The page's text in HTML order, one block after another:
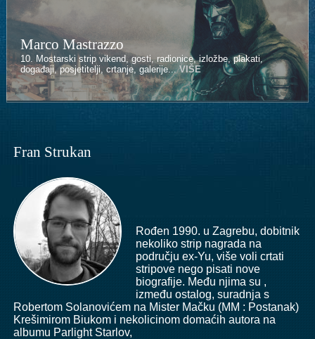
Marco Mastrazzo
10. Mostarski strip vikend, gosti, radionice, izložbe, plakati,
događaji, posjetitelji, crtanje, galerije...VIŠE
Kenan Halilović
10. Mostarski strip vikend, gosti, radionice, izložbe, plakati,
događaji, posjetitelji, crtanje, galerije...VIŠE
Fran Strukan
Rođen 1990. u Zagrebu, dobitnik
nekoliko strip nagrada na
području ex-Yu, više voli crtati
stripove nego pisati nove
biografije. Među njima su ,
između ostalog, suradnja s
Robertom Solanovićem na Mister Mačku (MM : Postanak)
Krešimirom Biukom i nekolicinom domaćih autora na
albumu Parlight Starlov,